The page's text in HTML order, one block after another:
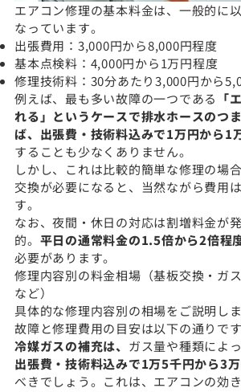
エアコン修理の基本料金は、一般的に
なっています。
出張費用：3,000円から8,000円程度
基本点検料：4,000円から1万円程度
修理技術料：30分あたり3,000円から
例えば、最も多い故障の一つである 「
れる」というケースで排水ホースのつ
ば、出張費・技術料込みで1万円から1
することも少なくありません。
しかし、これは比較的簡単な修理の場
交換が必要になると、当然ながら費用
す。
なお、夜間・休日の対応は割増料金が
的。 平日の通常料金の1.5倍から2倍程
必要があります。
修理内容別の料金相場（基板交換・ガ
など）
具体的な修理内容別の相場をご説明し
故障と修理費用の目安は以下の通りです
冷媒ガスの補充は、 ガス量や種類によ
出張費・技術料込みで1万5千円から3
べきでしょう。これは、エアコンの効